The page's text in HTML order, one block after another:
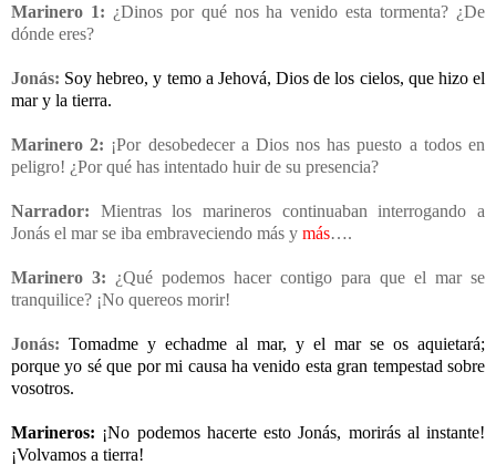
Marinero 1: ¿Dinos por qué nos ha venido esta tormenta? ¿De
dónde eres?
Jonás: Soy hebreo, y temo a Jehová, Dios de los cielos, que hizo el
mar y la tierra.
Marinero 2: ¡Por desobedecer a Dios nos has puesto a todos en
peligro! ¿Por qué has intentado huir de su presencia?
Narrador: Mientras los marineros continuaban interrogando a
Jonás el mar se iba embraveciendo más y más….
Marinero 3: ¿Qué podemos hacer contigo para que el mar se
tranquilice? ¡No quereos morir!
Jonás: Tomadme y echadme al mar, y el mar se os aquietará;
porque yo sé que por mi causa ha venido esta gran tempestad sobre
vosotros.
Marineros: ¡No podemos hacerte esto Jonás, morirás al instante!
¡Volvamos a tierra!